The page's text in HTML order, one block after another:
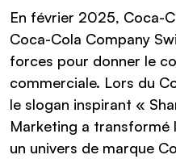
En février 2025, Coca-
Coca-Cola Company
forces pour donner le
commerciale. Lors du
le slogan inspirant «
Marketing a transformé
un univers de marque